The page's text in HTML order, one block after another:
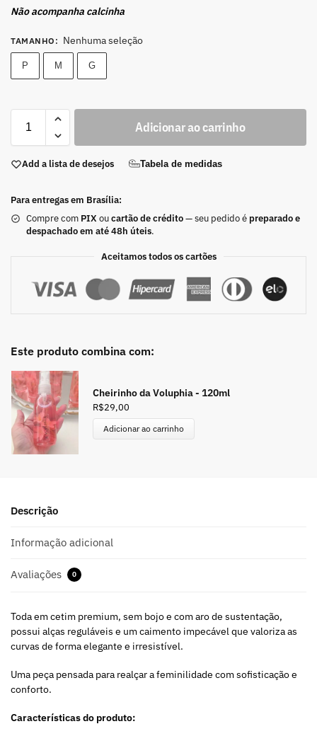
Não acompanha calcinha
TAMANHO : Nenhuma seleção
P M G
Adicionar ao carrinho
Add a lista de desejos Tabela de medidas
Para entregas em Brasília:
Compre com PIX oucartão de crédito— seu pedido é preparado e
despachado em até 48h úteis.
Aceitamos todos os cartões
Este produto combina com:
Cheirinho da Voluphia - 120ml
R$29,00
Adicionar ao carrinho
Descrição
Informação adicional
Avaliações 0
Toda em cetim premium, sem bojo e com aro de sustentação,
possui alças reguláveis e um caimento impecável que valoriza as
curvas de forma elegante e irresistível.
Uma peça pensada para realçar a feminilidade com sofisticação e
conforto.
Características do produto: